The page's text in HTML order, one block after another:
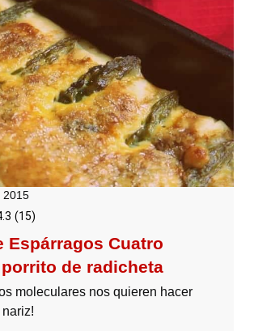
2015
(15)
Espárragos Cuatro
de radicheta
moleculares nos quieren hacer